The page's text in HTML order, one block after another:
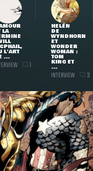
LA
L'ART
...
1
HELEN
DE
WYNDHORN
ET
WONDER
WOMAN :
TOM
KING ET
...
INTERVIEW 3